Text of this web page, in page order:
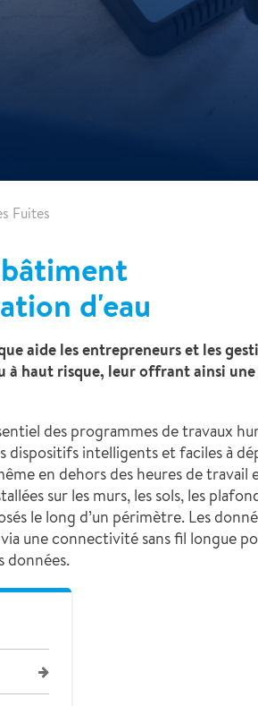
Fuites
d'eau
aide les entrepreneurs et les
à haut risque, leur offrant ainsi
des programmes de travaux
dispositifs intelligents et faciles à
en dehors des heures de travail
sur les murs, les sols, les
le long d’un périmètre. Les
une connectivité sans fil longue
données.